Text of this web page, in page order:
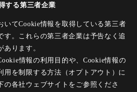
する第三者企業
いてCookie情報を取得している第三者
す。これらの第三者企業は予告なく追
あります。
情報の利用目的や、Cookie情報の
用を制限する方法（オプトアウト）に
の各社ウェブサイトをご参照くださ